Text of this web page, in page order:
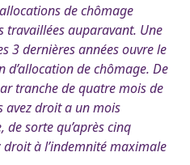
de chômage
travaillées auparavant. Une
3 dernières années ouvre le
de chômage. De
tranche de quatre mois de
avez droit a un mois
sorte qu’après cinq
à l’indemnité maximale